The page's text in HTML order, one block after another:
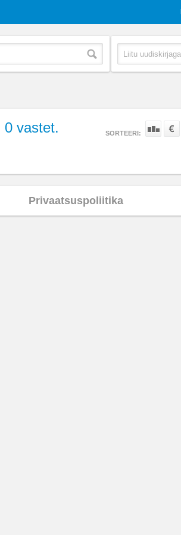
0 vastet. SORTEERI:
Privaatsuspoliitika